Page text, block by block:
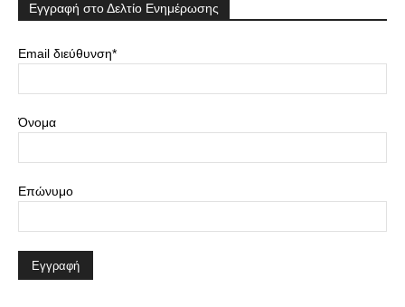
Εγγραφή στο Δελτίο Ενημέρωσης
Email διεύθυνση*
Όνομα
Επώνυμο